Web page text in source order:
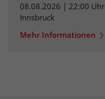
08.08.2026 | 22:00 Uhr
Innsbruck
Mehr Informationen